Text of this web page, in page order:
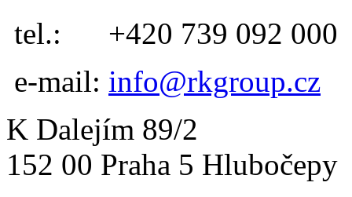
tel.: +420 739 092 000
e-mail: info@rkgroup.cz
K Dalejím 89/2
152 00 Praha 5 Hlubočepy